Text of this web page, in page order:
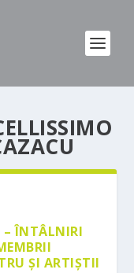
– ÎNTÂLNIRI
ȘI ARTIȘTII